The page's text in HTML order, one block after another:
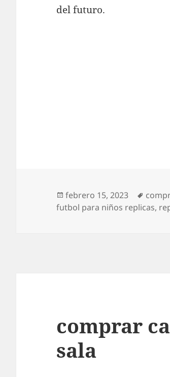
del futuro.
Publicado
el
febrero 15, 2023
futbol para niños replicas,
comprar
sala